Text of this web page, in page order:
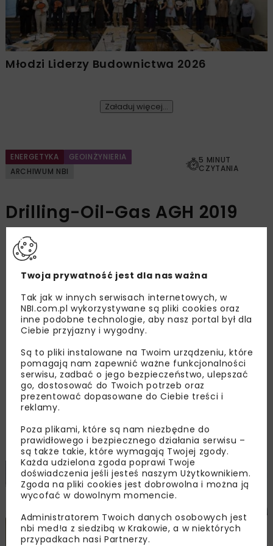
Młodzi Liderzy Budownictwa 2026
Załaduj więcej...
ENERGETYKA
GEOINŻYNIERIA
ARCHIWUM NBI
5 MINUT
CZYTANIA
Drilling-Oil-Gas AGH 2019
30. Międzynarodowa Konferencja Drilling-Oil-
Gas AGH 2019 Obecne trendy i wyzwania dla
przemysłu nafty i gazu odbyła się w Krakowie
5–7 czerwca 2019 r. Głównym celem corocznie
organizowanych konferencji jest stworzenie
międzynarodowej platformy do dyskusji oraz
forum wymiany wiedzy, doświadczeń
i poglądów pomiędzy naukowcami
a przedstawicielami polskich
i międzynarodowych firm z branży naftowej
i gazowniczej.
Twoja prywatność jest dla nas ważna
Tak jak w innych serwisach internetowych, w
NBI.com.pl wykorzystywane są pliki cookies oraz
inne podobne technologie, aby nasz portal był dla
Ciebie przyjazny i wygodny.
Są to pliki instalowane na Twoim urządzeniu, które
pomagają nam zapewnić ważne funkcjonalności
serwisu, zadbać o jego bezpieczeństwo, ulepszać
go, dostosować do Twoich potrzeb oraz
prezentować dopasowane do Ciebie treści i
reklamy.
Poza plikami, które są nam niezbędne do
prawidłowego i bezpiecznego działania serwisu –
są także takie, które wymagają Twojej zgody.
Każda udzielona zgoda poprawi Twoje
doświadczenia jeśli jesteś naszym Użytkownikiem.
Zgoda na pliki cookies jest dobrowolna i można ją
wycofać w dowolnym momencie.
Administratorem Twoich danych osobowych jest
nbi med!a z siedzibą w Krakowie, a w niektórych
przypadkach nasi Partnerzy.